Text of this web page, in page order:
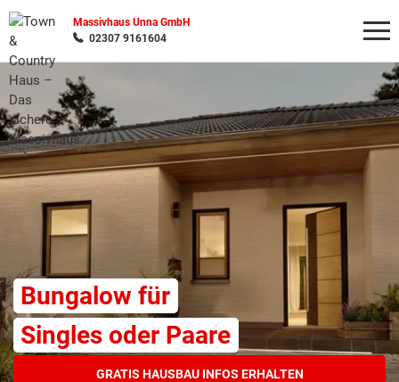
Massivhaus Unna GmbH
02307 9161604
Bungalow für
Singles oder Paare
GRATIS HAUSBAU INFOS ERHALTEN
Wonach möchten Sie suchen?